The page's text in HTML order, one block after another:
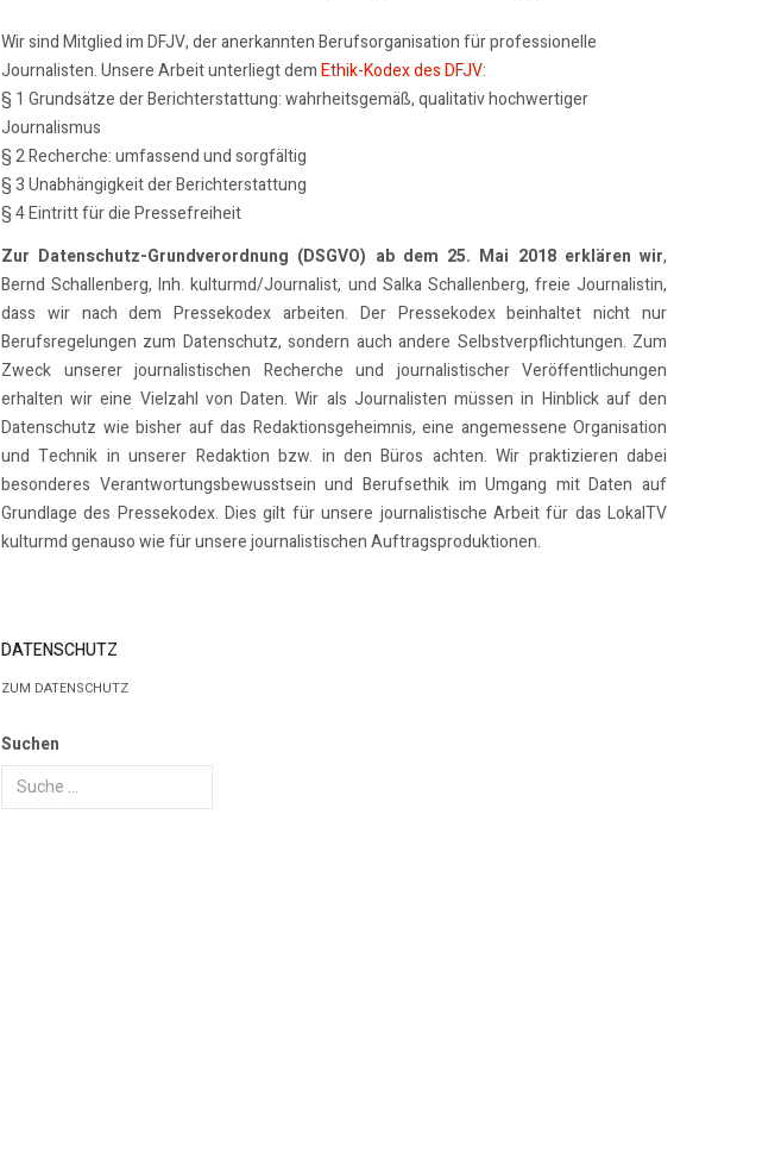
Wir sind Mitglied im DFJV, der anerkannten Berufsorganisation für professionelle
Journalisten. Unsere Arbeit unterliegt demEthik-Kodex des DFJV:
§ 1 Grundsätze der Berichterstattung: wahrheitsgemäß, qualitativ hochwertiger
Journalismus
§ 2 Recherche: umfassend und sorgfältig
§ 3 Unabhängigkeit der Berichterstattung
§ 4 Eintritt für die Pressefreiheit
Zur Datenschutz-Grundverordnung (DSGVO) ab dem 25. Mai 2018 erklären wir,
Bernd Schallenberg, Inh. kulturmd/Journalist, und Salka Schallenberg, freie Journalistin,
dass wir nach dem Pressekodex arbeiten. Der Pressekodex beinhaltet nicht nur
Berufsregelungen zum Datenschutz, sondern auch andere Selbstverpflichtungen. Zum
Zweck unserer journalistischen Recherche und journalistischer Veröffentlichungen
erhalten wir eine Vielzahl von Daten. Wir als Journalisten müssen in Hinblick auf den
Datenschutz wie bisher auf das Redaktionsgeheimnis, eine angemessene Organisation
und Technik in unserer Redaktion bzw. in den Büros achten. Wir praktizieren dabei
besonderes Verantwortungsbewusstsein und Berufsethik im Umgang mit Daten auf
Grundlage des Pressekodex. Dies gilt für unsere journalistische Arbeit für das LokalTV
kulturmd genauso wie für unsere journalistischen Auftragsproduktionen.
DATENSCHUTZ
ZUM DATENSCHUTZ
Suchen